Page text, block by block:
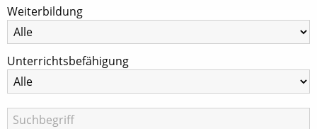
Weiterbildung
Unterrichtsbefähigung